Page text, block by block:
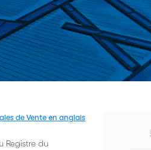
de Vente en anglais
Registre du